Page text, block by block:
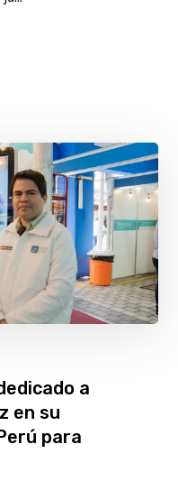
a
en su
para